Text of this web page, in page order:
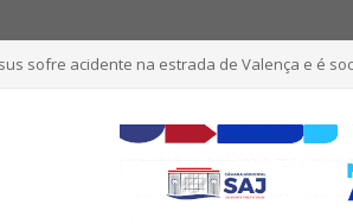
sofre acidente na estrada de Valença e é